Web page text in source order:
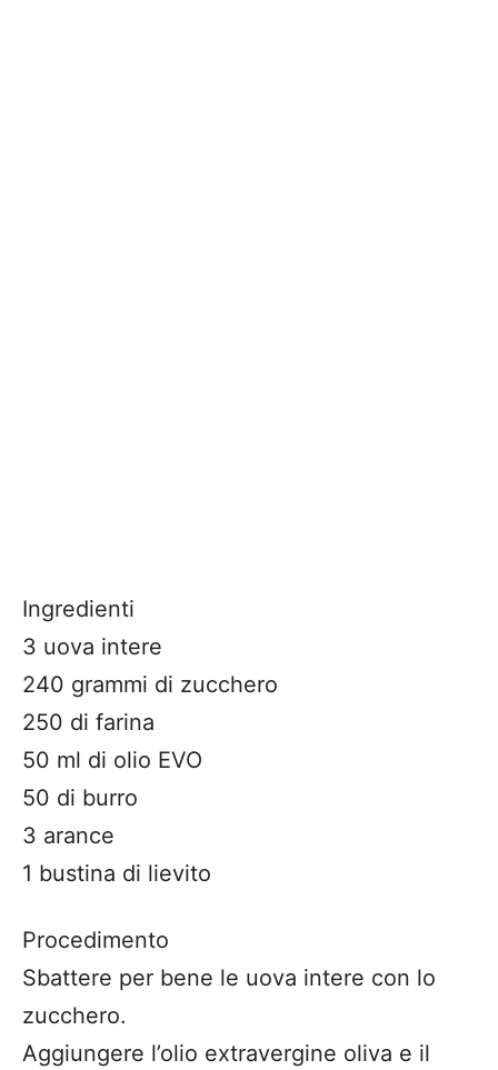
Ingredienti
3 uova intere
240 grammi di zucchero
250 di farina
50 ml di olio EVO
50 di burro
3 arance
1 bustina di lievito
Procedimento
Sbattere per bene le uova intere con lo
zucchero.
Aggiungere l’olio extravergine oliva e il